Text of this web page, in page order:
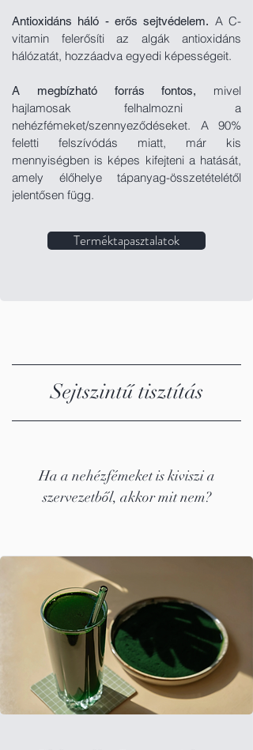
Antioxidáns háló - erős sejtvédelem. A C-
vitamin felerősíti az algák antioxidáns
hálózatát, hozzáadva egyedi képességeit.
A megbízható forrás fontos,
mivel
hajlamosak felhalmozni a
nehézfémeket/szennyeződéseket. A90%
feletti felszívódás miatt, már kis
mennyiségben is képes kifejteni a hatását,
amely élőhelye tápanyag-összetételétől
jelentősen függ.
Terméktapasztalatok
Sejtszintű tisztítás
Ha a nehézfémeket is kiviszi a
szervezetből, akkor mit nem?